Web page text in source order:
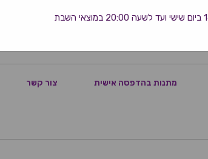
מתנות בהדפסה אישית צור קשר